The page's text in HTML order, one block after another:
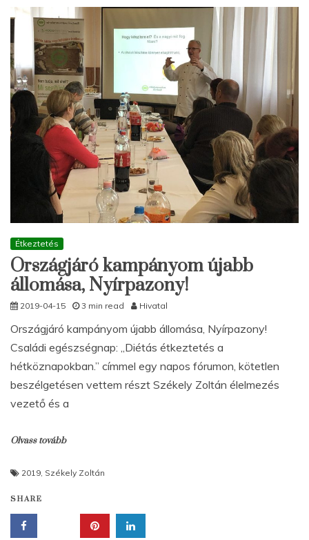
Étkeztetés
Országjáró kampányom újabb
állomása, Nyírpazony!
2019-04-15 3 min read Hivatal
Országjáró kampányom újabb állomása, Nyírpazony!
Családi egészségnap: „Diétás étkeztetés a
hétköznapokban.” címmel egy napos fórumon, kötetlen
beszélgetésen vettem részt Székely Zoltán élelmezés
vezető és a
Olvass tovább
2019, Székely Zoltán
SHARE